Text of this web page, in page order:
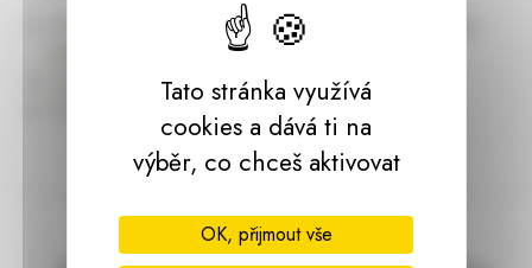
Úvodní stránku Dekorace, bytové a zahradní doplňky,
dárky | HARASIM.info
Tato stránka využívá
cookies a dává ti na
výběr, co chceš aktivovat
OK, přijmout vše